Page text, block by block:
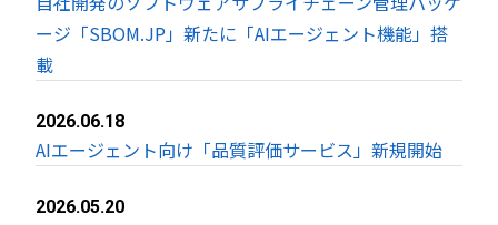
ージ「SBOM.JP」新たに「AIエージェント機能」搭
載
2026.06.18
AIエージェント向け「品質評価サービス」新規開始
2026.05.20